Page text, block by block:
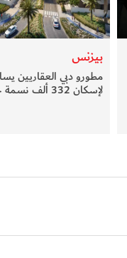
بيزنس
مطورو دبي العقاريين
لإسكان 332 ألف نسمة جديدة